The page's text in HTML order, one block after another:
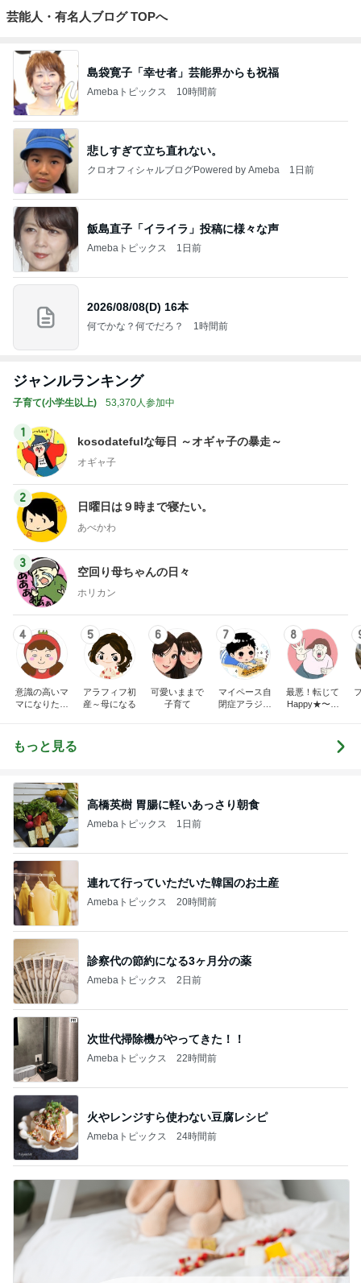
芸能人・有名人ブログ TOPへ
島袋寛子「幸せ者」芸能界からも祝福
Amebaトピックス 10時間前
悲しすぎて立ち直れない。
クロオフィシャルブログPowered by Ameba 1日前
飯島直子「イライラ」投稿に様々な声
Amebaトピックス 1日前
2026/08/08(D) 16本
何でかな？何でだろ？ 1時間前
ジャンルランキング
子育て(小学生以上) 53,370人参加中
1
kosodatefulな毎日 ～オギャ子の暴走～
オギャ子
2
日曜日は９時まで寝たい。
あべかわ
3
空回り母ちゃんの日々
ホリカン
4
意識の高いマ
マになりたか
5
アラフィフ初
産～母になる
6
可愛いままで
子育て
7
マイペース自
閉症アラジン
8
最悪！転じて
Happy★〜タ
くじり帳」〜
もっと見る
高橋英樹 胃腸に軽いあっさり朝食
Amebaトピックス 1日前
連れて行っていただいた韓国のお土産
Amebaトピックス 20時間前
診察代の節約になる3ヶ月分の薬
Amebaトピックス 2日前
次世代掃除機がやってきた！！
Amebaトピックス 22時間前
火やレンジすら使わない豆腐レシピ
Amebaトピックス 24時間前